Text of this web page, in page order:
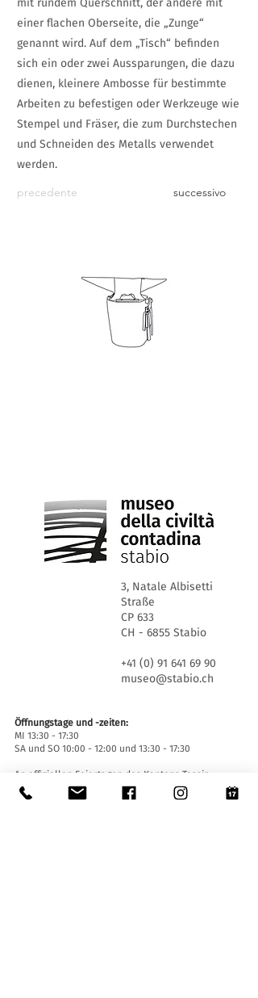
mit rundem Querschnitt, der andere mit
einer flachen Oberseite, die „Zunge“
genannt wird. Auf dem „Tisch“ befinden
sich ein oder zwei Aussparungen, die dazu
dienen, kleinere Ambosse für bestimmte
Arbeiten zu befestigen oder Werkzeuge wie
Stempel und Fräser, die zum Durchstechen
und Schneiden des Metalls verwendet
werden.
precedente successivo
3, Natale Albisetti
Straße
CP 633
CH - 6855 Stabio
+41 (0) 91 641 69 90
museo@stabio.ch
Öffnungstage und -zeiten:
MI 13:30 - 17:30
SA und SO 10:00 - 12:00 und 13:30 - 17:30
An offiziellen Feiertagen des Kantons Tessin
geschlossen, wegen besonderer Veranstaltungen
geschlossen (hier klicken).